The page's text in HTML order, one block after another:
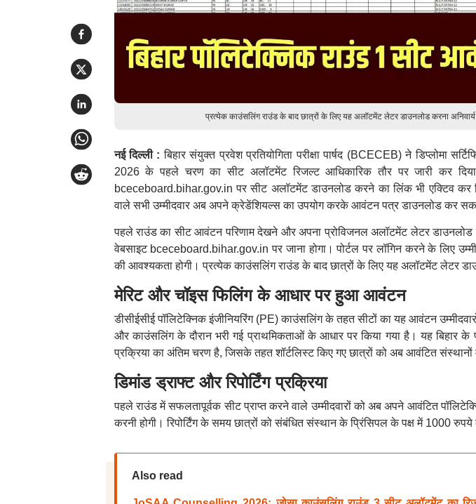
प्रत्येक काउंसलिंग राउंड के बाद छात्रों के लिए यह अलॉटमेंट लेटर डाउनलोड करना
नई दिल्ली :बिहार संयुक्त प्रवेश प्रतियोगिता परीक्षा पार्षद (BCECEB) ने डिप्लोमा
2026 के पहले चरण का सीट अलॉटमेंट रिजल्ट आधिकारिक तौर पर जारी कर
bceceboard.bihar.gov.in पर सीट अलॉटमेंट डाउनलोड करने का लिंक भी एक्टिव कर
वाले सभी उम्मीदवार अब अपने क्रेडेंशियल्स का उपयोग करके आवंटन पत्र डाउनलोड कर
पहले राउंड का सीट आवंटन परिणाम देखने और अपना प्रोविजनल अलॉटमेंट लेटर डाउनलोड
वेबसाइट bceceboard.bihar.gov.in पर जाना होगा। पोर्टल पर लॉगिन करने के लिए
की आवश्यकता होगी। प्रत्येक काउंसलिंग राउंड के बाद छात्रों के लिए यह अलॉटमेंट लेटर
मेरिट और चॉइस फिलिंग के आधार पर हुआ आवंटन
डीसीईसीई पॉलिटेक्निक इंजीनियरिंग (PE) काउंसलिंग के तहत सीटों का यह आवंटन
और काउंसलिंग के दौरान भरी गई प्राथमिकताओं के आधार पर किया गया है। यह बिहार के
प्रक्रिया का अंतिम चरण है, जिसके तहत शॉर्टलिस्ट किए गए छात्रों को अब आवंटित संस्थानों में
डिमांड ड्राफ्ट और रिपोर्टिंग प्रक्रिया
पहले राउंड में सफलतापूर्वक सीट प्राप्त करने वाले उम्मीदवारों को अब अपने आवंटित
करनी होगी। रिपोर्टिंग के समय छात्रों को संबंधित संस्थान के प्रिंसिपल के पक्ष में 1000 रुपये
Also read